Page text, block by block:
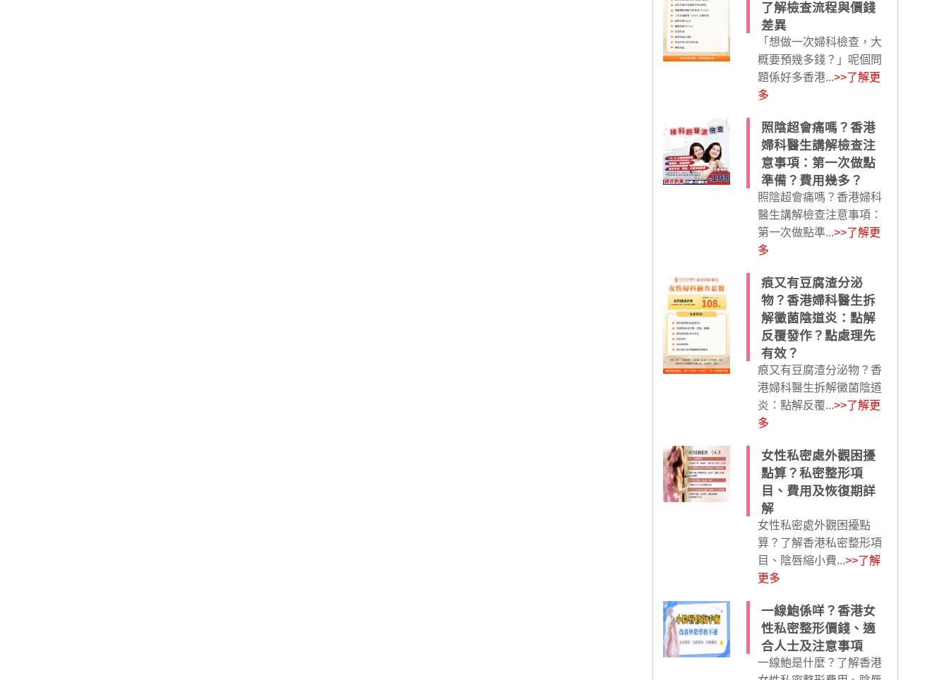
了解檢查流程與價錢
差異
「想做一次婦科檢查，大
概要預幾多錢？」呢個問
題係好多香港...>>了解更
多
照陰超會痛嗎？香港
婦科醫生講解檢查注
意事項：第一次做點
準備？費用幾多？
照陰超會痛嗎？香港婦科
醫生講解檢查注意事項：
第一次做點準...>>了解更
多
痕又有豆腐渣分泌
物？香港婦科醫生拆
解黴菌陰道炎：點解
反覆發作？點處理先
有效？
痕又有豆腐渣分泌物？香
港婦科醫生拆解黴菌陰道
炎：點解反覆...>>了解更
多
女性私密處外觀困擾
點算？私密整形項
目、費用及恢復期詳
解
女性私密處外觀困擾點
算？了解香港私密整形項
目、陰唇縮小費...>>了解
更多
一線鮑係咩？香港女
性私密整形價錢、適
合人士及注意事項
一線鮑是什麼？了解香港